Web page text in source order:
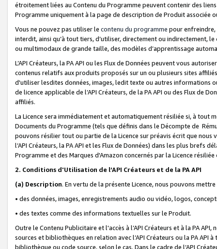
étroitement liées au Contenu du Programme peuvent contenir des
Programme uniquement à la page de description de Produit associée
Vous ne pouvez pas utiliser le contenu du programme pour
interdit, ainsi qu’à tout tiers, d’utiliser, directement ou indirectement,
ou multimodaux de grande taille, des modèles d’apprentissage
L’API Créateurs, la PA API ou les Flux de Données peuvent vous
contenus relatifs aux produits proposés sur un ou plusieurs sites
d'utiliser lesdites données, images, ledit texte ou autres informations
de licence applicable de l’API Créateurs, de la PA API ou des Flux de
affiliés.
La Licence sera immédiatement et automatiquement résiliée si, à
Documents du Programme (tels que définis dans le Décompte de
pouvons résilier tout ou partie de la Licence sur préavis écrit que
l’API Créateurs, la PA API et les Flux de Données) dans les plus
Programme et des Marques d'Amazon concernés par la Licence
2. Conditions d'Utilisation de l’API Créateurs et de la PA API
(a) Description. En vertu de la présente Licence, nous pouvons
• des données, images, enregistrements audio ou vidéo, logos,
• des textes comme des informations textuelles sur le Produit.
Outre le Contenu Publicitaire et l'accès à l’API Créateurs et à la PA
sources et bibliothèques en relation avec l’API Créateurs ou la PA
bibliothèque ou code source, selon le cas. Dans le cadre de l’API